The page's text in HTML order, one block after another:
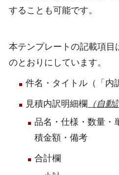
することも可能です。
本テンプレートの記載項目
のとおりにしています。
件名・タイトル（「内
見積内訳明細欄 （自動
品名・仕様・数量・
積金額・備考
合計欄